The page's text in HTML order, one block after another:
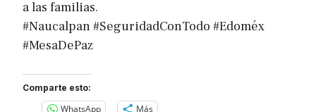
a las familias.
#Naucalpan #SeguridadConTodo #Edoméx
#MesaDePaz
Comparte esto:
WhatsApp Más